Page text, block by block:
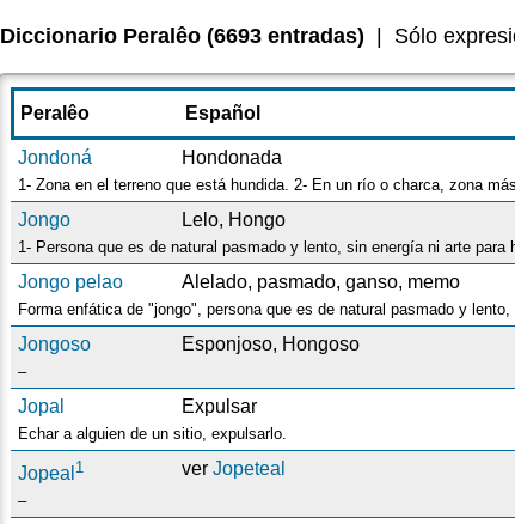
Diccionario Peralêo (6693 entradas) Sólo
Peralêo Español
Jondoná Hondonada
1- Zona en el terreno que está hundida. 2- En un río o charca, zona
Jongo Lelo, Hongo
Jongo pelao Alelado, pasmado, ganso, memo
Forma enfática de "jongo", persona que es de natural pasmado y
Jongoso Esponjoso, Hongoso
–
Jopal Expulsar
Echar a alguien de un sitio, expulsarlo.
Jopeal 1 verJopeteal
–